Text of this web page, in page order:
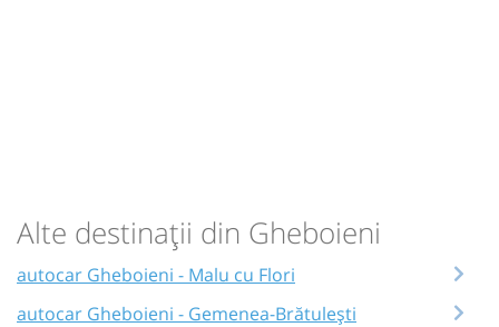
Alte destinații din Gheboieni
autocar Gheboieni - Malu cu Flori
autocar Gheboieni - Gemenea-Brătulești